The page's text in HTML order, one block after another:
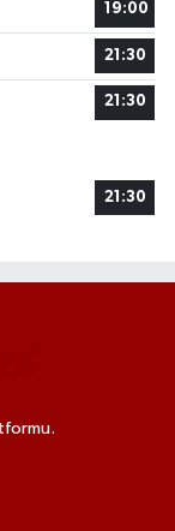
19:00
21:30
21:30
21:30